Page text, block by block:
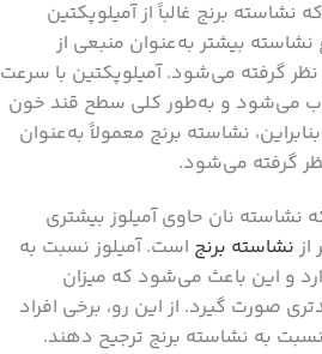
برنج غالباً از آمیلوپکتین
بیشتر به‌عنوان منبعی از
گرفته می‌شود. آمیلوپکتین با سرعت
می‌شود و به‌طور کلی سطح قند خون
نشاسته برنج معمولاً به‌عنوان
گرفته می‌شود.
نشاسته نان حاوی آمیلوز بیشتری
نشاسته برنج است. آمیلوز نسبت به
و این باعث می‌شود که میزان
صورت گیرد. از این رو، برخی افراد
به نشاسته برنج ترجیح دهند.